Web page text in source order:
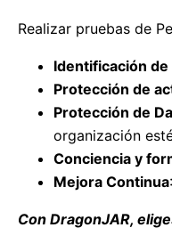
Realizar pruebas de
Identificación
Protección de
Protección de
organización
Conciencia y
Mejora Continua
Con DragonJAR,